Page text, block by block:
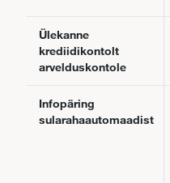
Ülekanne
krediidikontolt
arvelduskontole
Infopäring
sularahaautomaadist